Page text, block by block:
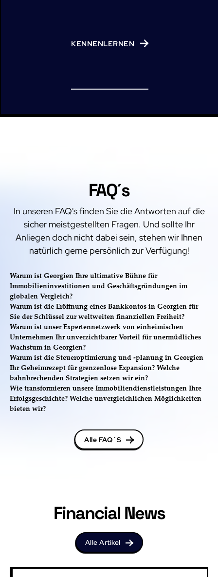
KENNENLERNEN
FAQ´s
In unseren FAQ's finden Sie die Antworten auf die
sicher meistgestellten Fragen. Und sollte Ihr
Anliegen doch nicht dabei sein, stehen wir Ihnen
natürlich gerne persönlich zur Verfügung!
Warum ist Georgien Ihre ultimative Bühne für
Immobilieninvestitionen und Geschäftsgründungen im
globalen Vergleich?
Warum ist die Eröffnung eines Bankkontos in Georgien für
Sie der Schlüssel zur weltweiten finanziellen Freiheit?
Warum ist unser Expertennetzwerk von einheimischen
Unternehmen Ihr unverzichtbarer Vorteil für unermüdliches
Wachstum in Georgien?
Warum ist die Steueroptimierung und -planung in Georgien
Ihr Geheimrezept für grenzenlose Expansion? Welche
bahnbrechenden Strategien setzen wir ein?
Wie transformieren unsere Immobiliendienstleistungen Ihre
Erfolgsgeschichte? Welche unvergleichlichen Möglichkeiten
bieten wir?
Alle FAQ´S
Financial News
Alle Artikel